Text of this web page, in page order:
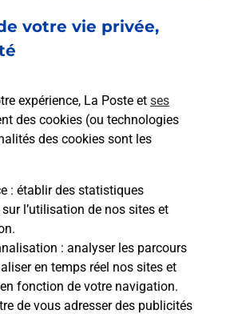
votre vie privée,
expérience, La Poste et ses
des cookies (ou technologies
des cookies sont les
: établir des statistiques
l’utilisation de nos sites et
: analyser les parcours
en temps réel nos sites et
fonction de votre navigation.
de vous adresser des publicités
les résultats de
du permis de
à l'épreuve
de conduire ?
du permis de
sont autorisées
théorique du
?